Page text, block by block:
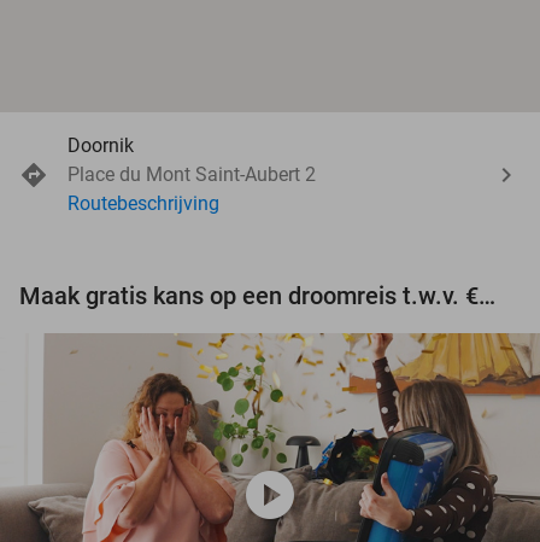
Doornik
Place du Mont Saint-Aubert 2
Routebeschrijving
Maak gratis kans op een droomreis t.w.v. €3.000!
play_circle